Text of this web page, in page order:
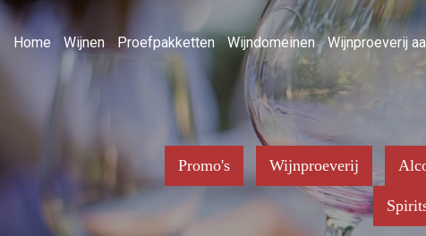
Home Wijnen Proefpakketten Wijndomeinen Wijnproeverij
Promo's Wijnproeverij